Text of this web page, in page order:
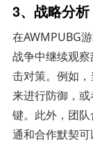
3、战略分
在AWMPUBG
战争中继续观
击对策。例如
来进行防御，
键。此外，团
通和合作默契可